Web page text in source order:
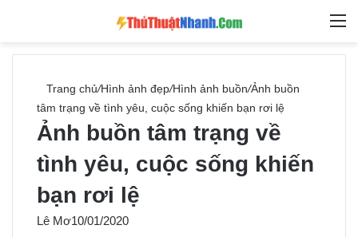
Tìm
Trang chủ/Hình ảnh đẹp/Hình ảnh buồn/Ảnh buồn
tâm trạng về tình yêu, cuộc sống khiến bạn rơi lệ
Ảnh buồn tâm trạng về
tình yêu, cuộc sống khiến
bạn rơi lệ
Lê Mơ10/01/2020